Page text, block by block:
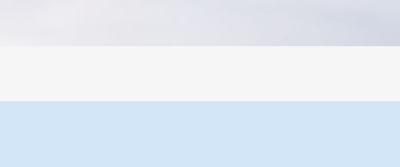
有人为误差，焦球形状与人工制焦球法一致或优于人工